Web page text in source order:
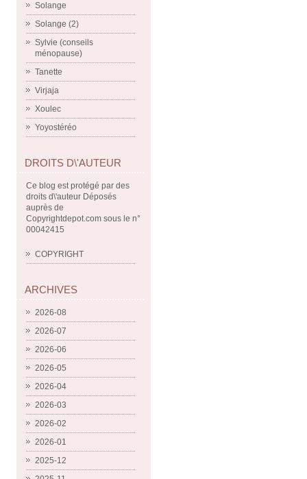
Solange
Solange (2)
Sylvie (conseils
ménopause)
Tanette
Virjaja
Xoulec
Yoyostéréo
DROITS D\'AUTEUR
Ce blog est protégé par des
droits d\'auteur Déposés
auprès de
Copyrightdepot.com sous le n°
00042415
COPYRIGHT
ARCHIVES
2026-08
2026-07
2026-06
2026-05
2026-04
2026-03
2026-02
2026-01
2025-12